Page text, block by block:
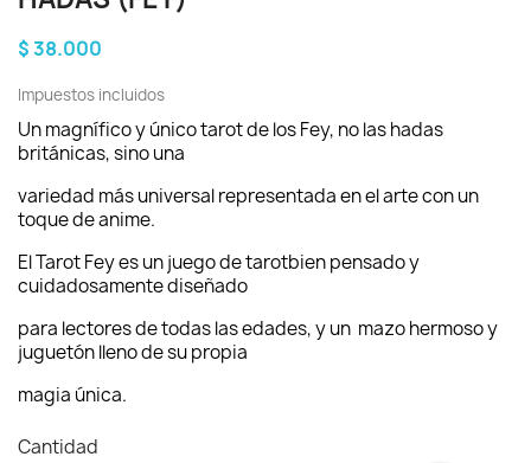
$ 38.000
Impuestos incluidos
Un magnífico y único tarot de los Fey, no las hadas
británicas, sino una
variedad más universal representada en el arte con un
toque de anime.
El Tarot Fey es un juego de tarotbien pensado y
cuidadosamente diseñado
para lectores de todas las edades, y un mazo hermoso y
juguetón lleno de su propia
magia única.
Cantidad